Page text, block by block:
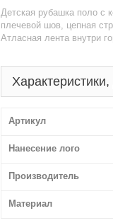
Детская рубашка поло с
плечевой шов, цепная
Атласная лента внутри
Артикул
Нанесение лого
Производитель
Материал